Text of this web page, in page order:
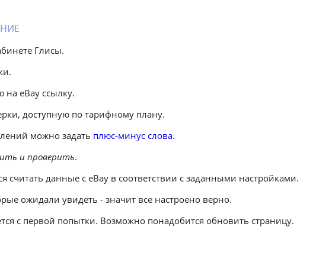
Глисы.
на eBay ссылку.
доступную по тарифному плану.
можно задать плюс-минус слова.
и проверить.
считать данные с eBay в соответствии с заданными настройками.
ожидали увидеть - значит все настроено верно.
с первой попытки. Возможно понадобится обновить страницу.